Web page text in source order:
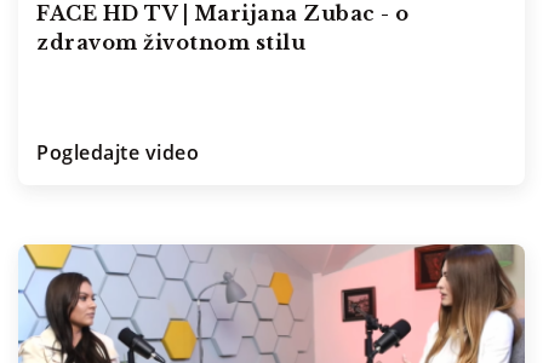
FACE HD TV | Marijana Zubac - o
zdravom životnom stilu
Pogledajte video